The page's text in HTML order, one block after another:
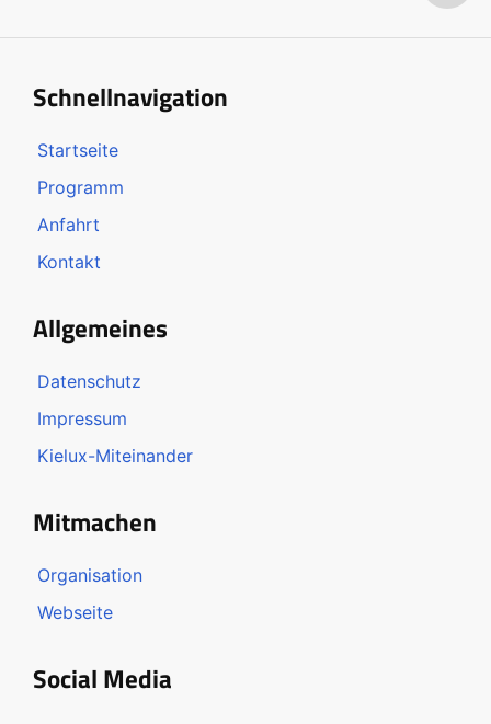
Schnellnavigation
Startseite
Programm
Anfahrt
Kontakt
Allgemeines
Datenschutz
Impressum
Kielux-Miteinander
Mitmachen
Organisation
Webseite
Social Media